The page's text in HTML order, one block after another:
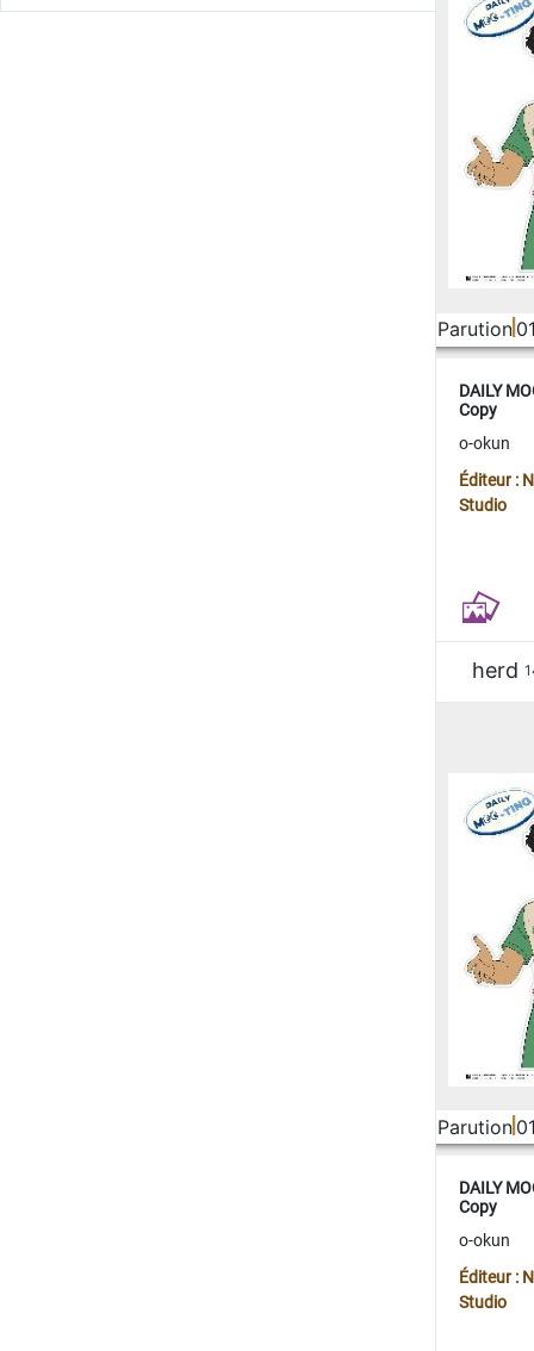
Parution
DAILY
Copy
o-okun
Éditeur :
Studio
herd
Parution
DAILY
Copy
o-okun
Éditeur :
Studio